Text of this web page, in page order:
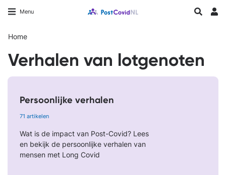
gaan
Menu Longfonds homepageZoeken
Home
Verhalen van lotgenoten
Persoonlijke verhalen
71 artikelen
Wat is de impact van Post-Covid? Lees
en bekijk de persoonlijke verhalen van
mensen met Long Covid